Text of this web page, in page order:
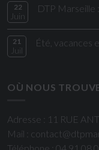
22
Juin
21
Juil
OÙ NOUS
Adresse : 11 RUE
Mail :